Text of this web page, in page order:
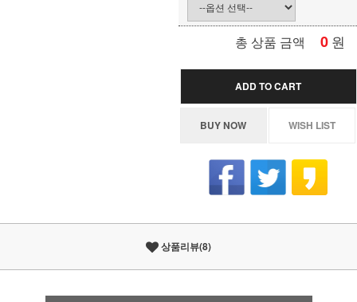
총 상품 금액 0 원
ADD TO CART
BUY NOW WISH LIST
상품리뷰(8)